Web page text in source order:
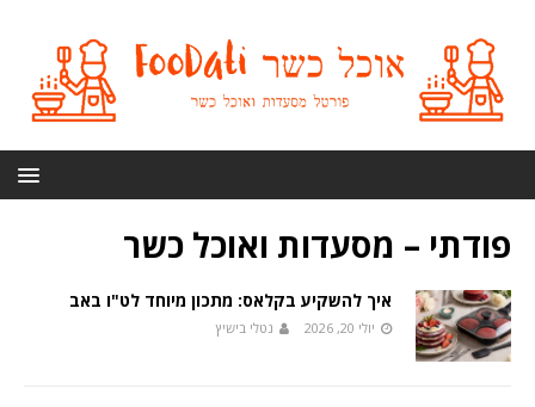
פודתי – מסעדות ואוכל כשר
איך להשקיע בקלאס: מתכון מיוחד לט"ו באב
יולי 20, 2026 נטלי בישיץ